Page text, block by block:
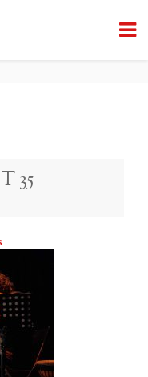
BACK TO BLOG
35